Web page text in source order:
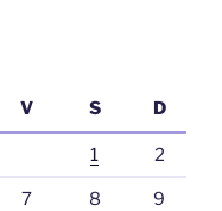
V S D
1 2
7 8 9